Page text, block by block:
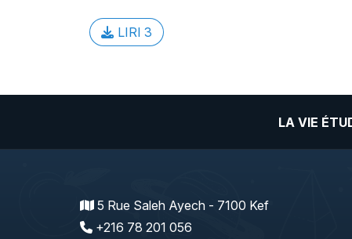
LIRI 3
LA VIE
5 Rue Saleh Ayech - 7100 Kef
+216 78 201 056